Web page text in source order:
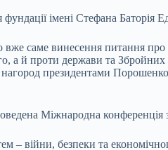
імені Стефана Баторія
саме винесення питання про
а й проти держави та
президентами
Міжнародна конференція
– війни, безпеки та